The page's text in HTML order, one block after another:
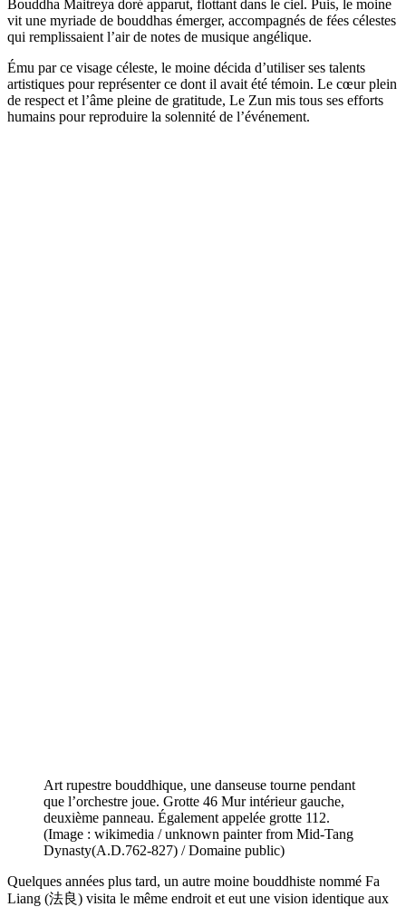
Bouddha Maitreya doré apparut, flottant dans le ciel. Puis, le moine
vit une myriade de bouddhas émerger, accompagnés de fées célestes
qui remplissaient l’air de notes de musique angélique.
Ému par ce visage céleste, le moine décida d’utiliser ses talents
artistiques pour représenter ce dont il avait été témoin. Le cœur plein
de respect et l’âme pleine de gratitude, Le Zun mis tous ses efforts
humains pour reproduire la solennité de l’événement.
Art rupestre bouddhique, une danseuse tourne pendant
que l’orchestre joue. Grotte 46 Mur intérieur gauche,
deuxième panneau. Également appelée grotte 112.
(Image : wikimedia / unknown painter from Mid-Tang
Dynasty(A.D.762-827) / Domaine public)
Quelques années plus tard, un autre moine bouddhiste nommé Fa
Liang (法良) visita le même endroit et eut une vision identique aux